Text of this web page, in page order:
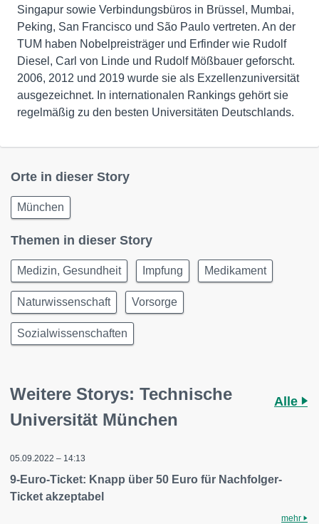
Singapur sowie Verbindungsbüros in Brüssel, Mumbai,
Peking, San Francisco und São Paulo vertreten. An der
TUM haben Nobelpreisträger und Erfinder wie Rudolf
Diesel, Carl von Linde und Rudolf Mößbauer geforscht.
2006, 2012 und 2019 wurde sie als Exzellenzuniversität
ausgezeichnet. In internationalen Rankings gehört sie
regelmäßig zu den besten Universitäten Deutschlands.
Orte in dieser Story
München
Themen in dieser Story
Medizin, Gesundheit Impfung Medikament
Naturwissenschaft Vorsorge
Sozialwissenschaften
Weitere Storys: Technische
Universität München
Alle
05.09.2022 – 14:13
9-Euro-Ticket: Knapp über 50 Euro für Nachfolger-
Ticket akzeptabel
mehr